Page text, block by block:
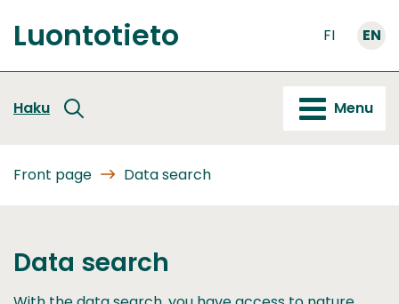
to
content
Front
Luontotieto FI EN
Haku Menu
Front page Data search
Data search